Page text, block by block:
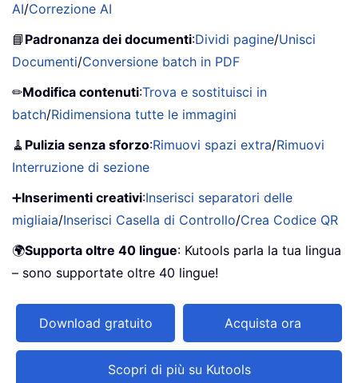
AI/Correzione AI
📘 Padronanza dei documenti:Dividi pagine/Unisci
Documenti/Conversione batch in PDF
✏Modifica contenuti:Trova e sostituisci in
batch/Ridimensiona tutte le immagini
🧹 Pulizia senza sforzo:Rimuovi spazi extra/Rimuovi
Interruzione di sezione
➕Inserimenti creativi:Inserisci separatori delle
migliaia/Inserisci Casella di Controllo/Crea Codice QR
🌍Supporta oltre 40 lingue: Kutools parla la tua lingua
– sono supportate oltre 40 lingue!
Download gratuito Acquista ora
Scopri di più su Kutools